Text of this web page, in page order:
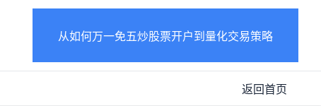
从如何万一免五炒股票开户到量化交易策略
返回首页